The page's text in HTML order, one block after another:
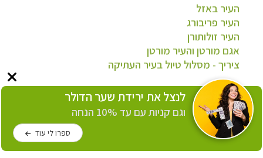
העיר באזל
העיר פריבורג
העיר זולותורן
אגם מורטן והעיר מורטן
ציריך - מסלול טיול בעיר העתיקה
* הכותבת הייתה אורחת משרד התיירות של שוויץ.
לנצל את ירידת שער הדולר
וגם קניות עם עד 10% הנחה
ספרו לי עוד